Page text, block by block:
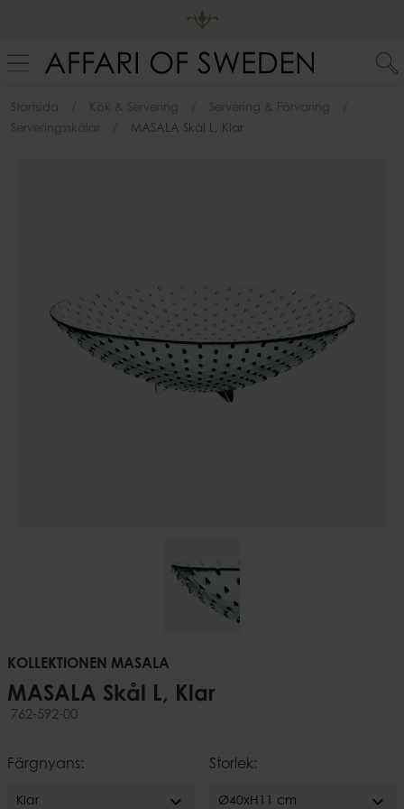
Startsida Kök & Servering
Servering & Förvaring
Serveringsskålar
MASALA Skål L, Klar
KOLLEKTIONEN MASALA
MASALA Skål L, Klar
762-592-00
Färgnyans:
Klar expand_more
Storlek:
Ø40xH11 cm expand_more